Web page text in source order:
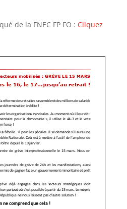
de la FNEC FP FO : Cliquez